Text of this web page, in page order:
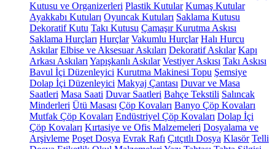
Kutusu ve Organizerleri Plastik Kutular Kumaş Kutular
Ayakkabı Kutuları Oyuncak Kutuları Saklama Kutusu
Dekoratif Kutu Takı Kutusu Çamaşır Kurutma Askısı
Saklama Hurçları Hurçlar Vakumlu Hurçlar Halı Hurcu
Askılar Elbise ve Aksesuar Askıları Dekoratif Askılar Kapı
Arkası Askıları Yapışkanlı Askılar Vestiyer Askısı Takı Askısı
Bavul İçi Düzenleyici Kurutma Makinesi Topu Şemsiye
Dolap İçi Düzenleyici Makyaj Çantası Duvar ve Masa
Saatleri Masa Saati Duvar Saatleri Bahçe Tekstili Salıncak
Minderleri Ütü Masası Çöp Kovaları Banyo Çöp Kovaları
Mutfak Çöp Kovaları Endüstriyel Çöp Kovaları Dolap İçi
Çöp Kovaları Kırtasiye ve Ofis Malzemeleri Dosyalama ve
Arşivleme Poşet Dosya Evrak Rafı Çıtçıtlı Dosya Klasör Telli